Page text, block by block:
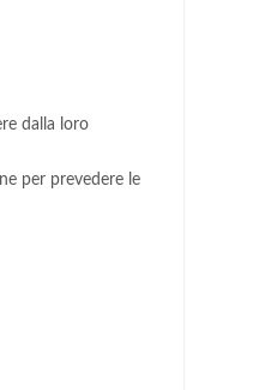
dalla loro
per prevedere le